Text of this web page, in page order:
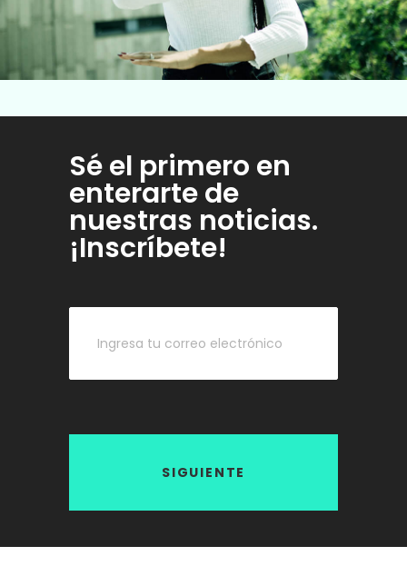
Sé el primero en
enterarte de
nuestras noticias.
¡Inscríbete!
SIGUIENTE